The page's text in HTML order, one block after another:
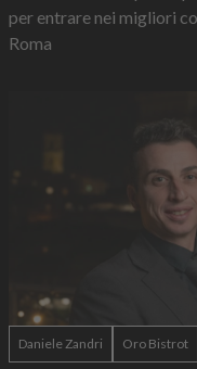
per entrare nei migliori
Roma
Daniele Zandri Oro Bistrot